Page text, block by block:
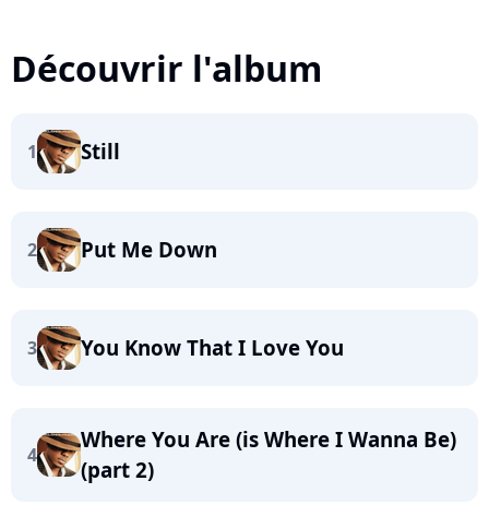
Découvrir l'album
1 Still
2 Put Me Down
3 You Know That I Love You
4
Where You Are (is Where I Wanna Be)
(part 2)